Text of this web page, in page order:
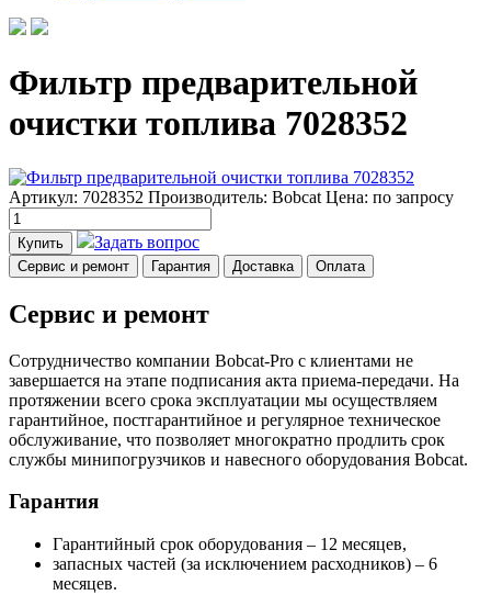
Фильтр предварительной
очистки топлива 7028352
Артикул: 7028352 Производитель: Bobcat Цена: по запросу
Купить Задать вопрос
Сервис и ремонт Гарантия Доставка Оплата
Сервис и ремонт
Сотрудничество компании Bobcat-Pro с клиентами не
завершается на этапе подписания акта приема-передачи. На
протяжении всего срока эксплуатации мы осуществляем
гарантийное, постгарантийное и регулярное техническое
обслуживание, что позволяет многократно продлить срок
службы минипогрузчиков и навесного оборудования Bobcat.
Гарантия
Гарантийный срок оборудования – 12 месяцев,
запасных частей (за исключением расходников) – 6
месяцев.